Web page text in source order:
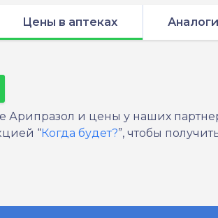
Цены в аптеках Аналоги
и цены у наших
“Когда будет?”, чтобы